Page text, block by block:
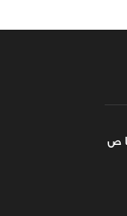
ص